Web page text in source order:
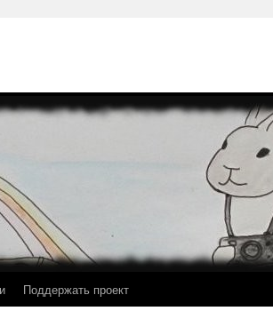
Поддержать проект